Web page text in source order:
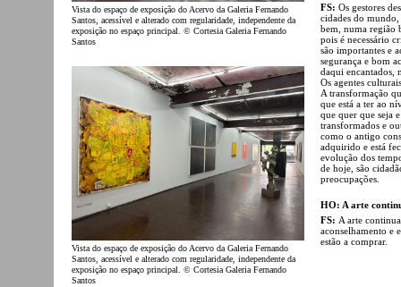
Vista do espaço de exposição do Acervo da Galeria Fernando
Santos, acessível e alterado com regularidade, independente da
exposição no espaço principal. © Cortesia Galeria Fernando
Santos
Vista do espaço de exposição do Acervo da Galeria Fernando
Santos, acessível e alterado com regularidade, independente da
exposição no espaço principal. © Cortesia Galeria Fernando
Santos
FS: Os gestores
cidades do
bem, numa região
pois é necessário
são importantes e
segurança e bom
daqui encantados,
Os agentes
A transformação
que está a ter ao
que quer que seja
transformados e
como o antigo
adquirido e está
evolução dos
de hoje, são
preocupações.
HO: A arte
FS: A arte
aconselhamento e
estão a comprar.